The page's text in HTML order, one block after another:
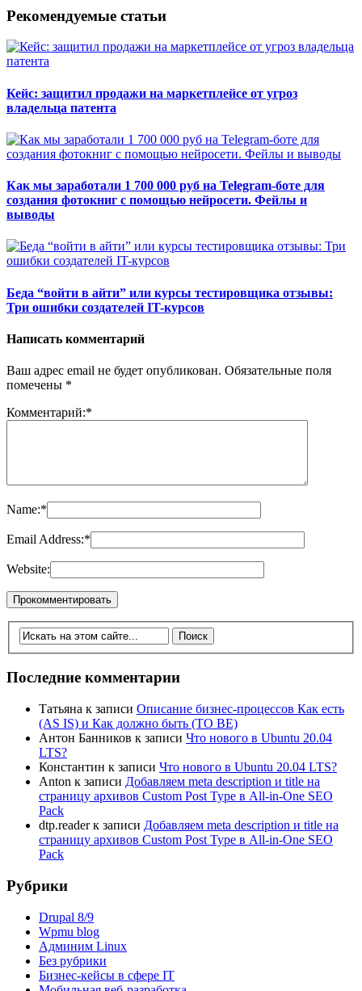
Рекомендуемые статьи
Кейс: защитил продажи на маркетплейсе от угроз
владельца патента
Как мы заработали 1 700 000 руб на Telegram-боте для
создания фотокниг с помощью нейросети. Фейлы и
выводы
Беда “войти в айти” или курсы тестировщика отзывы:
Три ошибки создателей IT-курсов
Написать комментарий
Ваш адрес email не будет опубликован. Обязательные поля
помечены *
Комментарий:*
Name:*
Email Address:*
Website:
Последние комментарии
Татьяна к записи Описание бизнес-процессов Как есть
(AS IS) и Как должно быть (TO BE)
Антон Банников к записи Что нового в Ubuntu 20.04
LTS?
Константин к записи Что нового в Ubuntu 20.04 LTS?
Anton к записи Добавляем meta description и title на
страницу архивов Custom Post Type в All-in-One SEO
Pack
dtp.readerк записи Добавляем meta description и title на
страницу архивов Custom Post Type в All-in-One SEO
Pack
Рубрики
Drupal 8/9
Wpmu blog
Админим Linux
Без рубрики
Бизнес-кейсы в сфере IT